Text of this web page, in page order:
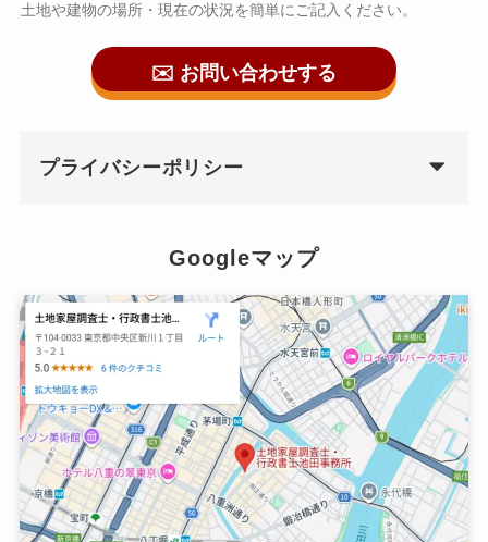
土地や建物の場所・現在の状況を簡単にご記入ください。
✉️ お問い合わせする
プライバシーポリシー
Googleマップ